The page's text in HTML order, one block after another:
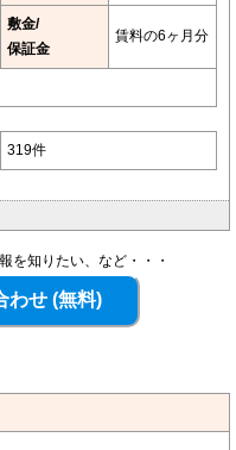
敷金/
保証金
賃料の6ヶ月分
319件
を知りたい、など・・・